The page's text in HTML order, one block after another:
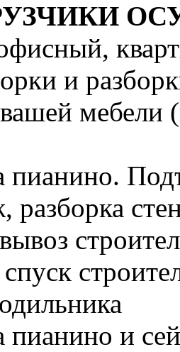
и
мебели
пианино.
пианино и